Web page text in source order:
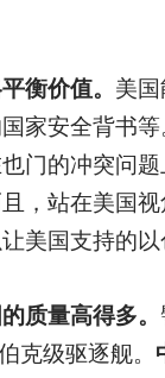
衡价值。 美
家安全背书
门的冲突问
，站在美国
美国支持的以
质量高得多。
克级驱逐舰。